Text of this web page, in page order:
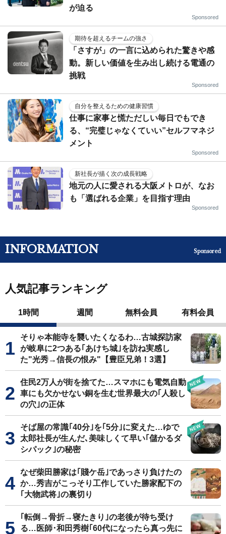
が迫る
Sponsored
期待を超えるチームの強さ
「さすが」の一言に込められた驚きや感
動。新しい価値を生み出し続ける電通の
挑戦
Sponsored
自分を整えるための健康習慣
仕事に家事と慌ただしい毎日でもでき
る、“完璧じゃなくていい”セルフマネジ
メント
Sponsored
新社長が描く次の成長戦略
地元の人に愛される大阪メトロが、なお
も「選ばれる企業」を目指す理由
Sponsored
INFORMATION Sponsored
人気記事ランキング
1時間 週間 無料会員 有料会員
そりゃ本能寺を襲いたくなるわ…古城探訪家
が岐阜に2つある｢あけち城｣を訪ね実感し
た"光秀→信長の恨み"【豊臣兄弟！3選】
住民2万人が街を捨てた…スマホにも電気自動
車にも欠かせない銅を生む世界最大の｢人殺し
の穴｣の正体
そば屋の常識｢40分｣を｢5分｣に変えた…ゆで
太郎社長が生んだ､美味しくて早い｢儲かるダ
シパック｣の秘密
なぜ柴田勝家は｢賤ケ岳｣であっさり負けたの
か…秀吉がこっそり工作していた勝家配下の
｢大物武将｣の裏切り
｢転倒→骨折→寝たきり｣の老後が待ち受け
る…医師･和田秀樹｢60代になったら真っ先に